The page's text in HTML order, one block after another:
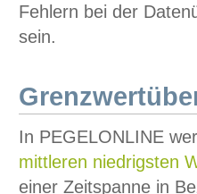
Fehlern bei der
sein.
In PEGELONLINE
mittleren niedrigsten
einer Zeitspanne in